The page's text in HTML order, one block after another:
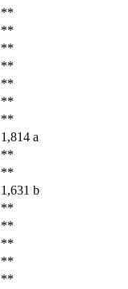
**
**
**
**
**
**
**
1,814 a
**
**
1,631 b
**
**
**
**
**